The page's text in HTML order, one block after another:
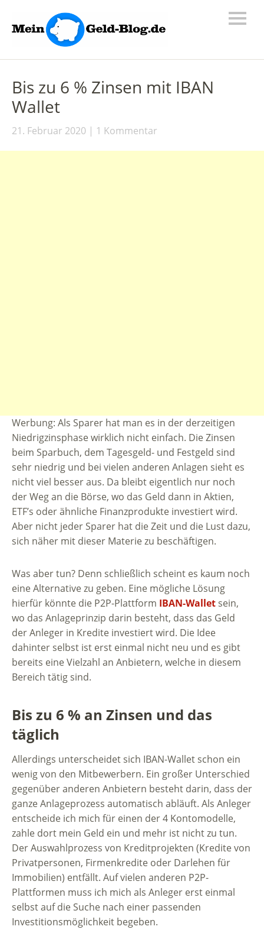
Bis zu 6 % Zinsen mit IBAN
Wallet
21. Februar 2020 1 Kommentar
Werbung: Als Sparer hat man es in der derzeitigen
Niedrigzinsphase wirklich nicht einfach. Die Zinsen
beim Sparbuch, dem Tagesgeld- und Festgeld sind
sehr niedrig und bei vielen anderen Anlagen sieht es
nicht viel besser aus. Da bleibt eigentlich nur noch
der Weg an die Börse, wo das Geld dann in Aktien,
ETF’s oder ähnliche Finanzprodukte investiert wird.
Aber nicht jeder Sparer hat die Zeit und die Lust dazu,
sich näher mit dieser Materie zu beschäftigen.
Was aber tun? Denn schließlich scheint es kaum noch
eine Alternative zu geben. Eine mögliche Lösung
hierfür könnte die P2P-Plattform IBAN-Wallet sein,
wo das Anlageprinzip darin besteht, dass das Geld
der Anleger in Kredite investiert wird. Die Idee
dahinter selbst ist erst einmal nicht neu und es gibt
bereits eine Vielzahl an Anbietern, welche in diesem
Bereich tätig sind.
Bis zu 6 % an Zinsen und das
täglich
Allerdings unterscheidet sich IBAN-Wallet schon ein
wenig von den Mitbewerbern. Ein großer Unterschied
gegenüber anderen Anbietern besteht darin, dass der
ganze Anlageprozess automatisch abläuft. Als Anleger
entscheide ich mich für einen der 4 Kontomodelle,
zahle dort mein Geld ein und mehr ist nicht zu tun.
Der Auswahlprozess von Kreditprojekten (Kredite von
Privatpersonen, Firmenkredite oder Darlehen für
Immobilien) entfällt. Auf vielen anderen P2P-
Plattformen muss ich mich als Anleger erst einmal
selbst auf die Suche nach einer passenden
Investitionsmöglichkeit begeben.